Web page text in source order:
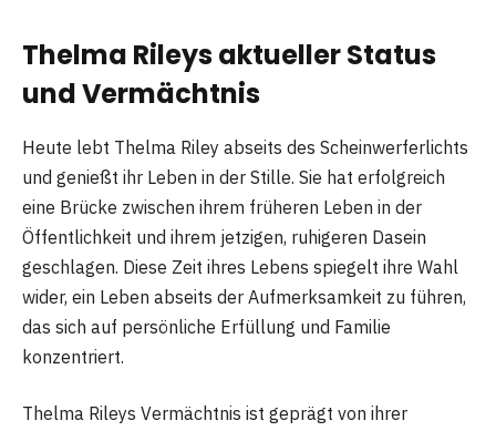
Thelma Rileys aktueller Status
und Vermächtnis
Heute lebt Thelma Riley abseits des Scheinwerferlichts
und genießt ihr Leben in der Stille. Sie hat erfolgreich
eine Brücke zwischen ihrem früheren Leben in der
Öffentlichkeit und ihrem jetzigen, ruhigeren Dasein
geschlagen. Diese Zeit ihres Lebens spiegelt ihre Wahl
wider, ein Leben abseits der Aufmerksamkeit zu führen,
das sich auf persönliche Erfüllung und Familie
konzentriert.
Thelma Rileys Vermächtnis ist geprägt von ihrer